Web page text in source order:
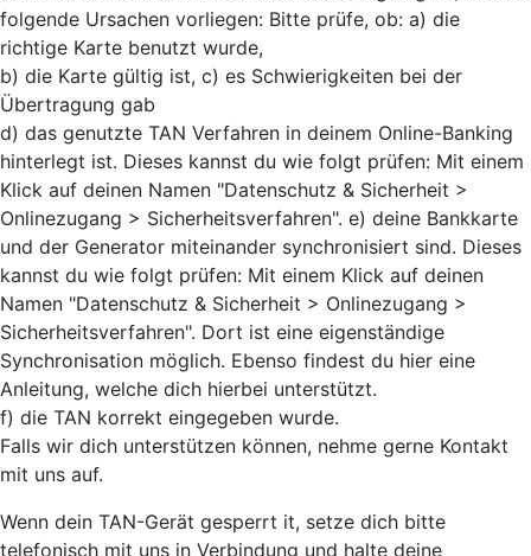
folgende Ursachen vorliegen: Bitte prüfe, ob: a) die
richtige Karte benutzt wurde,
b) die Karte gültig ist, c) es Schwierigkeiten bei der
Übertragung gab
d) das genutzte TAN Verfahren in deinem Online-Banking
hinterlegt ist. Dieses kannst du wie folgt prüfen: Mit einem
Klick auf deinen Namen "Datenschutz & Sicherheit >
Onlinezugang > Sicherheitsverfahren". e) deine Bankkarte
und der Generator miteinander synchronisiert sind. Dieses
kannst du wie folgt prüfen: Mit einem Klick auf deinen
Namen "Datenschutz & Sicherheit > Onlinezugang >
Sicherheitsverfahren". Dort ist eine eigenständige
Synchronisation möglich. Ebenso findest du hier eine
Anleitung, welche dich hierbei unterstützt.
f) die TAN korrekt eingegeben wurde.
Falls wir dich unterstützen können, nehme gerne Kontakt
mit uns auf.
Wenn dein TAN-Gerät gesperrt it, setze dich bitte
telefonisch mit uns in Verbindung und halte deine